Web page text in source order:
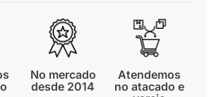
No mercado
desde 2014
Atendemos
no atacado e